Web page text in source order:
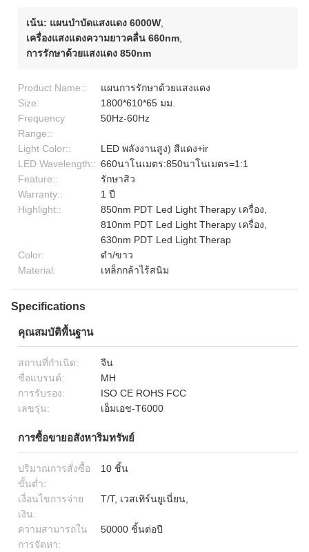
เน้น: แผนบําบัดแสงแดง 6000W
เครื่องแสงแดงความยาวคลื่น 660nm
การรักษาด้วยแสงแดง 850nm
Product Name::
แผนการรักษาด้วยแสงแดง
Size:
1800*610*65 มม.
Frequency
Range::
50Hz-60Hz
Light Color::
LED พลังงานสูง) สีแดง+ir
LED Wavelength:: 660นาโนเมตร:850นาโนเมตร=1:1
Feature::
รักษาสิว
Warranty::
1 ปี
Highlight::
850nm PDT Led Light Therapy เครื่อง,
810nm PDT Led Light Therapy เครื่อง,
630nm PDT Led Light Therap
Color:
ดำ/ขาว
Material:
เหล็กกล้าไร้สนิม
Specifications
คุณสมบัติพื้นฐาน
สถานที่กำเนิด:
จีน
ชื่อแบรนด์:
MH
การรับรอง:
ISO CE ROHS FCC
เลขรุ่น:
เอ็มเอช-T6000
การซื้อขายอสังหาริมทรัพย์
ปริมาณการสั่งซื้อ
ขั้นต่ำ:
10 ชิ้น
เงื่อนไขการจ่าย
เงิน:
T/T, เวสเทิร์นยูเนี่ยน,
ความสามารถใน
การจัดหา:
50000 ชิ้นต่อปี